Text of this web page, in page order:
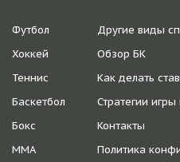
Футбол
Хоккей
Теннис
Баскетбол
Бокс
ММА
Другие виды
Обзор БК
Как делать
Стратегии игры
Контакты
Политика